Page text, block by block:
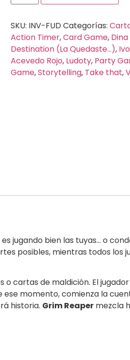
SKU: INV-FUD Categorías:
Action Timer,Card Game,
Destination (La Quedaste...),
Acevedo Rojo, Ludoty, Party
Game,Storytelling, Take that,
jugando bien las tuyas… o
posibles, mientras todos los
cartas de maldición. El
momento, comienza la
historia. Grim Reaper mezcla